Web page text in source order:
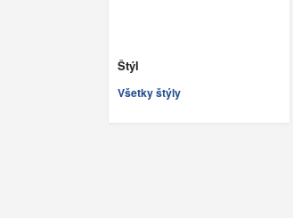
Štýl
Všetky štýly